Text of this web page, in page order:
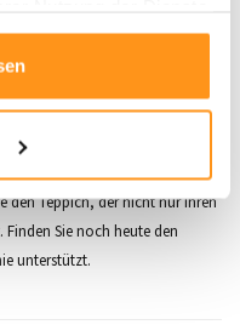
er beim Ausrollen etwas
von selbst. Einfach in die
Sie ein in die beruhigende
den Teppich, der nicht nur Ihren
Sie noch heute den
unterstützt.